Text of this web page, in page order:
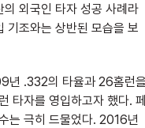
외국인 타자 성공 사례라
기조와는 상반된 모습을 보
년 .332의 타율과 26홈런
타자를 영입하고자 했다.
는 극히 드물었다. 2016년